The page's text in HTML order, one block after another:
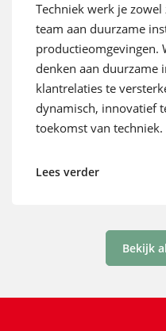
Techniek werk je
team aan duurzame
productieomgevingen.
denken aan duurzame
klantrelaties te
dynamisch, innovatief
toekomst van techniek.
Lees verder
Bekijk